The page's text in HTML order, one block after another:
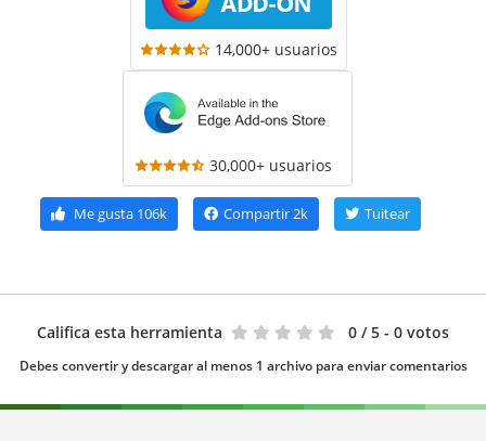
14,000+ usuarios
30,000+ usuarios
Me gusta106k Compartir2k Tuitear
Califica esta herramienta 0 / 5 - 0 votos
Debes convertir y descargar al menos 1 archivo para enviar comentarios